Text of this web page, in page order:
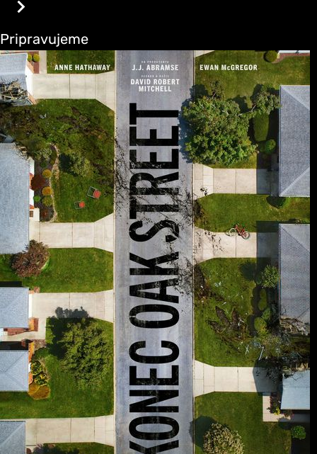
Pripravujeme